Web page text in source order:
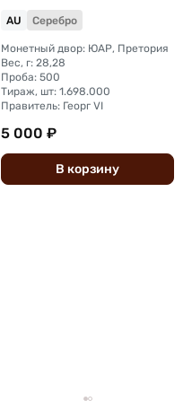
AU Серебро
Монетный двор: ЮАР, Претория
Вес, г: 28,28
Проба: 500
Тираж, шт: 1.698.000
Правитель: Георг VI
5 000 ₽
В корзину